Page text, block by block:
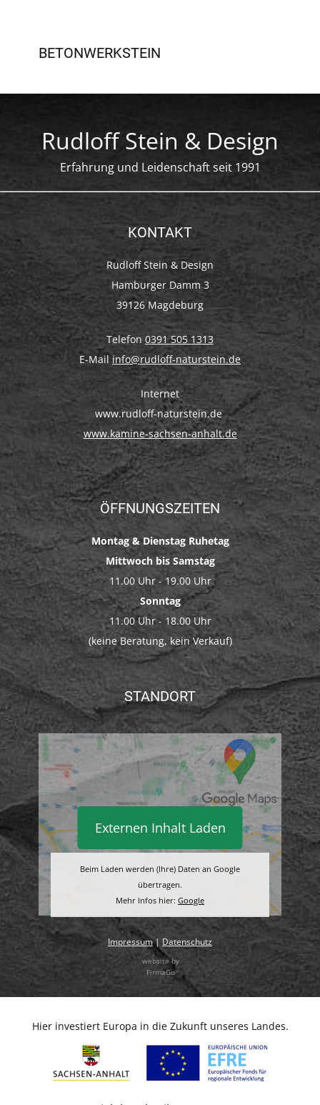
BETONWERKSTEIN
Rudloff Stein & Design
Erfahrung und Leidenschaft seit 1991
KONTAKT
Rudloff Stein & Design
Hamburger Damm 3
39126 Magdeburg
Telefon 0391 505 1313
E-Mail info@rudloff-naturstein.de
Internet
www.rudloff-naturstein.de
www.kamine-sachsen-anhalt.de
ÖFFNUNGSZEITEN
Montag & Dienstag Ruhetag
Mittwoch bis Samstag
11.00 Uhr - 19.00 Uhr
Sonntag
11.00 Uhr - 18.00 Uhr
(keine Beratung, kein Verkauf)
STANDORT
Externen Inhalt Laden
Beim Laden werden (Ihre) Daten an Google
übertragen.
Mehr Infos hier: Google
Impressum| Datenschutz
website by
FirmaGo
Hier investiert Europa in die Zukunft unseres Landes.